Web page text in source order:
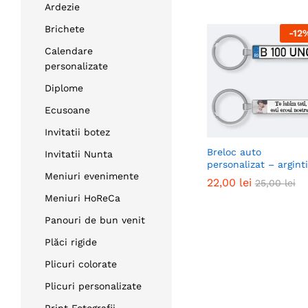
-12
Breloc auto
personalizat –
22,00 lei 25,00lei
22,00 lei 25,00lei
Ardezie
Brichete
Calendare
personalizate
Diplome
Ecusoane
Invitatii botez
Invitatii Nunta
Meniuri evenimente
Meniuri HoReCa
Panouri de bun venit
Plăci rigide
Plicuri colorate
Plicuri personalizate